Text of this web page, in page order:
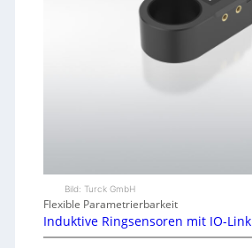
Bild: Turck GmbH
Flexible Parametrierbarkeit
Induktive Ringsensoren mit IO-Link